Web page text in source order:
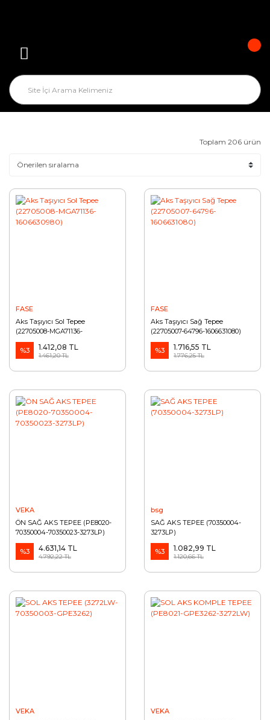
Toplam 206 ürün
FASE
Aks Taşıyıcı Sol Tepee
(22705008-MGA71136-
1606630980)
%3
1.412,08 TL
1.461,20 TL
FASE
Aks Taşıyıcı Sağ Tepee
(22705007-64796-1606631080)
%3 1.716,55 TL
1.776,25 TL
VEKA
ÖN SAĞ AKS TEPEE (PE8020-
70350004-70350023-3273LP)
%3 4.631,14 TL
4.792,22 TL
bsg
SAĞ AKS TEPEE (70350004-
3273LP)
%3 1.082,99 TL
1.120,66 TL
VEKA
VEKA